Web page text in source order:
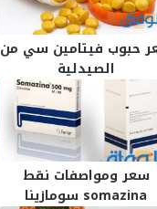
حبوب فيتامين سي من
الصيدلية
سعر ومواصفات نقط
somazina سومازينا